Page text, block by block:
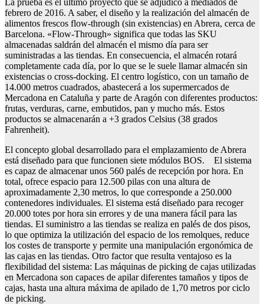
febrero de 2016. A saber, el diseño y la realización del almacén de
alimentos frescos flow-through (sin existencias) en Abrera, cerca de
Barcelona. «Flow-Through» significa que todas las SKU
almacenadas saldrán del almacén el mismo día para ser
suministradas a las tiendas. En consecuencia, el almacén rotará
completamente cada día, por lo que se le suele llamar almacén sin
existencias o cross-docking. El centro logístico, con un tamaño de
14.000 metros cuadrados, abastecerá a los supermercados de
Mercadona en Cataluña y parte de Aragón con diferentes productos:
frutas, verduras, carne, embutidos, pan y mucho más. Estos
productos se almacenarán a +3 grados Celsius (38 grados
Fahrenheit).
El concepto global desarrollado para el emplazamiento de Abrera
está diseñado para que funcionen siete módulos BOS. El sistema
es capaz de almacenar unos 560 palés de recepción por hora. En
total, ofrece espacio para 12.500 pilas con una altura de
aproximadamente 2,30 metros, lo que corresponde a 250.000
contenedores individuales. El sistema está diseñado para recoger
20.000 totes por hora sin errores y de una manera fácil para las
tiendas. El suministro a las tiendas se realiza en palés de dos pisos,
lo que optimiza la utilización del espacio de los remolques, reduce
los costes de transporte y permite una manipulación ergonómica de
las cajas en las tiendas. Otro factor que resulta ventajoso es la
flexibilidad del sistema: Las máquinas de picking de cajas utilizadas
en Mercadona son capaces de apilar diferentes tamaños y tipos de
cajas, hasta una altura máxima de apilado de 1,70 metros por ciclo
de picking.